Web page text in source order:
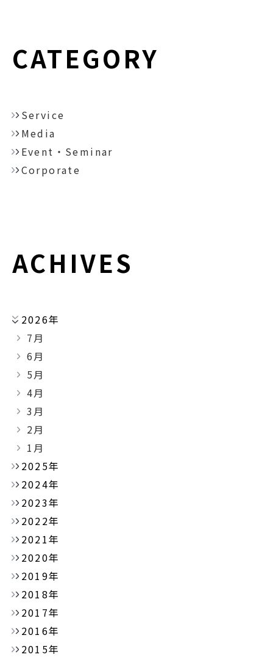
CATEGORY
Service
Media
Event・Seminar
Corporate
ACHIVES
2026年
7月
6月
5月
4月
3月
2月
1月
2025年
2024年
2023年
2022年
2021年
2020年
2019年
2018年
2017年
2016年
2015年